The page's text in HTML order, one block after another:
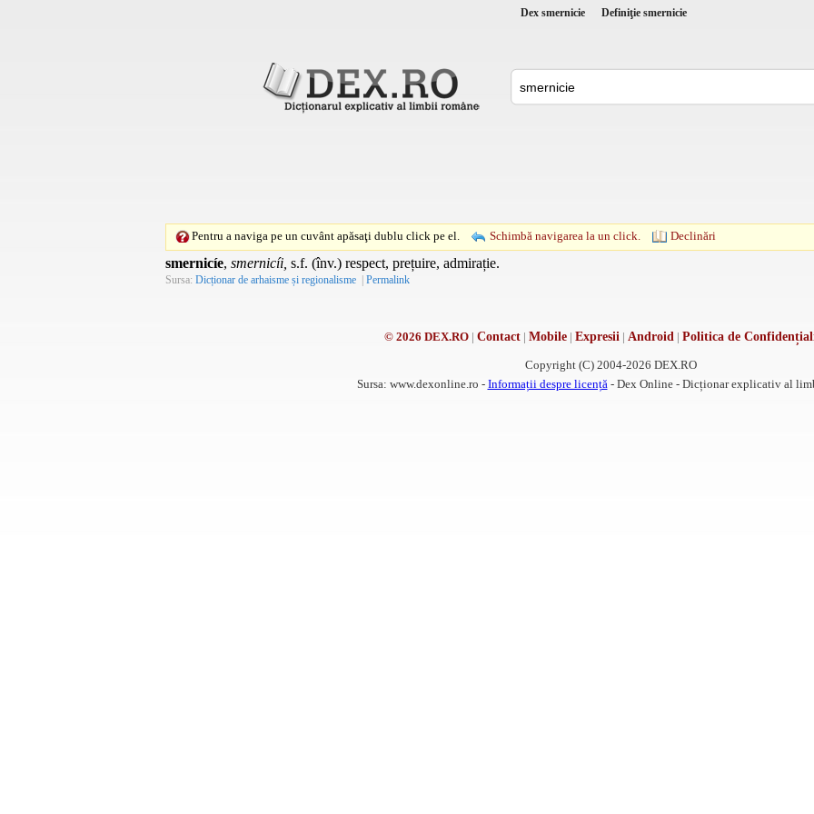
Dex smernicie Definiţie smernicie
Pentru a naviga pe un cuvânt apăsaţi dublu click pe el. Schimbă navigarea la un click. Declinări
smernicíe, smernicíi, s.f. (înv.) respect, prețuire, admirație.
Sursa: Dicționar de arhaisme și regionalisme | Permalink
© 2026 DEX.RO| Contact| Mobile| Expresii | Android | Politica de
Copyright (C) 2004-2026 DEX.RO
Sursa: www.dexonline.ro - Informații despre licență - Dex Online - Dicționar explicativ al